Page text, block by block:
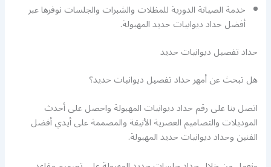
خدمة الصيانة الدورية للمظلات والشبرات والجلسات نوفرها عبر
أفضل حداد ديوانيات حديد المهبولة.
حداد تفصيل ديوانيات حديد
هل تبحث عن أمهر حداد تفصيل ديوانيات حديد؟
اتصل بنا على رقم حداد ديوانيات المهبولة واحصل على أحدث
الموديلات والتصاميم العصرية الأنيقة والمصممة على أيدي أفضل
الفنين وحداد ديوانيات حديد المهبولة.